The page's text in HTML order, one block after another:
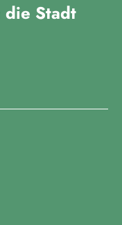
die Stadt